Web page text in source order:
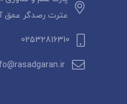
عترت رصدگر عمق
02532816310